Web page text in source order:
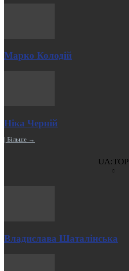
Марко Колодій
Ніка Черній
| Більше →
UA:TOP
Владислава Шаталінська